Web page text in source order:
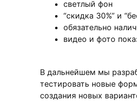
светлый фон
“скидка 30%” и
обязательно
видео и фото
В дальнейшем мы
тестировать новые
создания новых